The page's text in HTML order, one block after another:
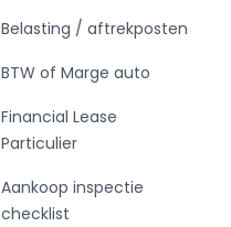
Belasting / aftrekposten
BTW of Marge auto
Financial Lease
Particulier
Aankoop inspectie
checklist